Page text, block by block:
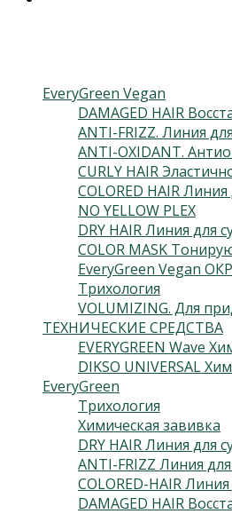
EveryGreen Vegan
DAMAGED HAIR
ANTI-FRIZZ. Линия
ANTI-OXIDANT.
CURLY HAIR
COLORED HAIR
NO YELLOW PLEX
DRY HAIR Линия для
COLOR MASK
EveryGreen Vegan
Трихология
VOLUMIZING. Для
ТЕХНИЧЕСКИЕ СРЕДСТВА
EVERYGREEN Wave
DIKSO UNIVERSAL
EveryGreen
Трихология
Химическая завивка
DRY HAIR Линия для
ANTI-FRIZZ Линия
COLORED-HAIR
DAMAGED HAIR